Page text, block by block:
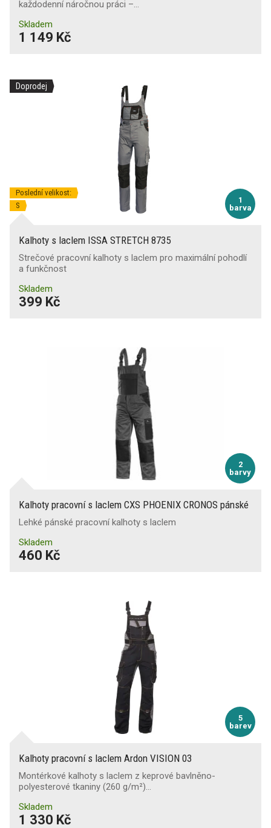
každodenní náročnou práci –…
Skladem
1 149 Kč
Doprodej
1
barva
Poslední velikost:
S
Kalhoty s laclem ISSA STRETCH 8735
Strečové pracovní kalhoty s laclem pro maximální pohodlí
a funkčnost
Skladem
399 Kč
2
barvy
Kalhoty pracovní s laclem CXS PHOENIX CRONOS pánské
Lehké pánské pracovní kalhoty s laclem
Skladem
460 Kč
5
barev
Kalhoty pracovní s laclem Ardon VISION 03
Montérkové kalhoty s laclem z keprové bavlněno-
polyesterové tkaniny (260 g/m²)…
Skladem
1 330 Kč